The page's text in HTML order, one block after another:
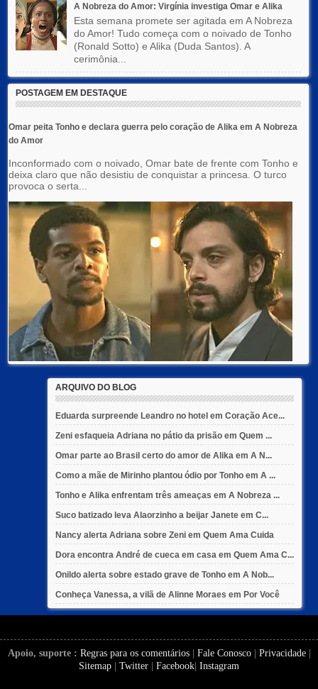
A Nobreza do Amor: Virgínia investiga Omar e Alika
Esta semana promete ser agitada em A Nobreza
do Amor! Tudo começa com o noivado de Tonho
(Ronald Sotto) e Alika (Duda Santos). A
cerimônia...
POSTAGEM EM DESTAQUE
Omar peita Tonho e declara guerra pelo coração de Alika em A Nobreza
do Amor
Inconformado com o noivado, Omar bate de frente com Tonho e
deixa claro que não desistiu de conquistar a princesa. O turco
provoca o serta...
ARQUIVO DO BLOG
Eduarda surpreende Leandro no hotel em Coração Ace...
Zeni esfaqueia Adriana no pátio da prisão em Quem ...
Omar parte ao Brasil certo do amor de Alika em A N...
Como a mãe de Mirinho plantou ódio por Tonho em A ...
Tonho e Alika enfrentam três ameaças em A Nobreza ...
Suco batizado leva Alaorzinho a beijar Janete em C...
Nancy alerta Adriana sobre Zeni em Quem Ama Cuida
Dora encontra André de cueca em casa em Quem Ama C...
Onildo alerta sobre estado grave de Tonho em A Nob...
Conheça Vanessa, a vilã de Alinne Moraes em Por Você
Apoio, suporte : Regras para os comentários| Fale Conosco| Privacidade|
Sitemap
Twitter Facebook Instagram